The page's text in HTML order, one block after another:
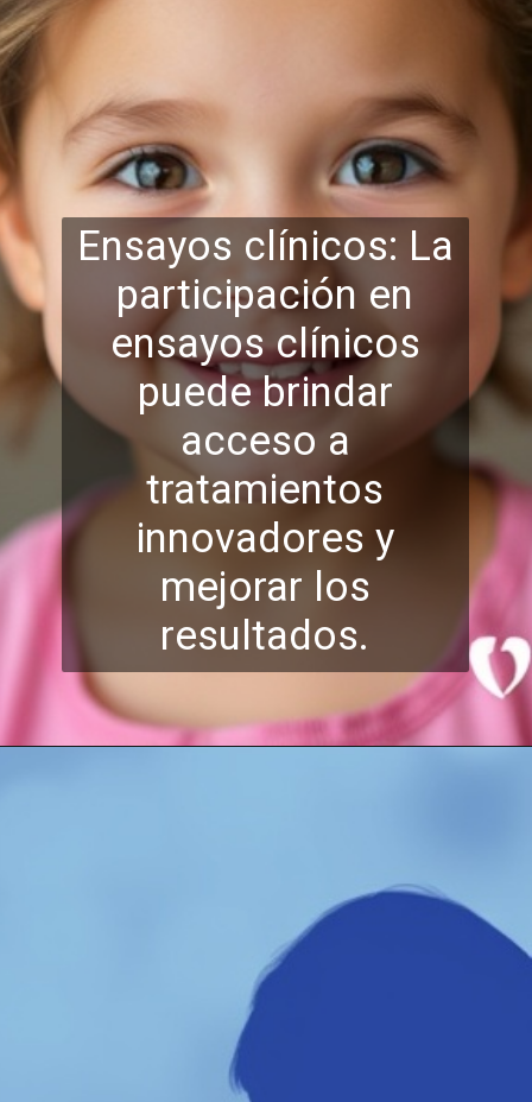
Ensayos clínicos: La
participación en
ensayos clínicos
puede brindar
acceso a
tratamientos
innovadores y
mejorar los
resultados.